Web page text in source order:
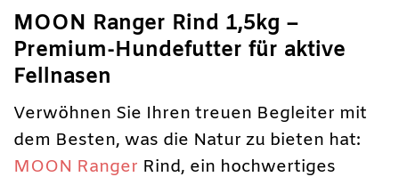
MOON Ranger Rind 1,5kg –
Premium-Hundefutter für aktive
Fellnasen
Verwöhnen Sie Ihren treuen Begleiter mit
dem Besten, was die Natur zu bieten hat:
MOON Ranger Rind, ein hochwertiges